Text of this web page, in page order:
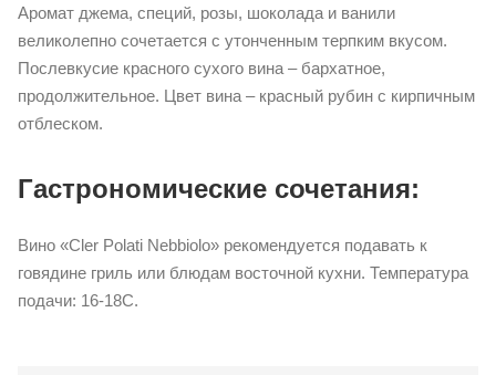
Аромат джема, специй, розы, шоколада и ванили
великолепно сочетается с утонченным терпким вкусом.
Послевкусие красного сухого вина – бархатное,
продолжительное. Цвет вина – красный рубин с кирпичным
отблеском.
Гастрономические сочетания:
Вино «Cler Polati Nebbiolo» рекомендуется подавать к
говядине гриль или блюдам восточной кухни. Температура
подачи: 16-18С.